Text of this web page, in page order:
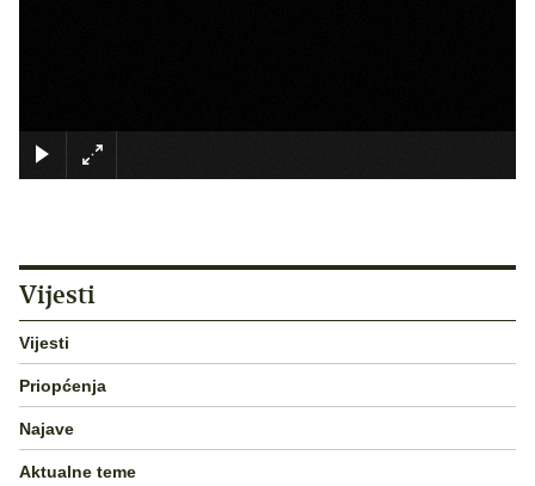
Vijesti
Vijesti
Priopćenja
Najave
Aktualne teme